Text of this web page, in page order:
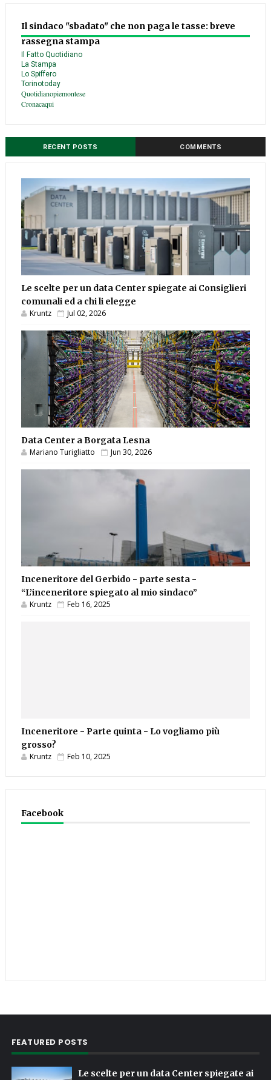
Il sindaco "sbadato" che non paga le tasse: breve
rassegna stampa
Il Fatto Quotidiano
La Stampa
Lo Spiffero
Torinotoday
Quotidianopiemontese
Cronacaqui
RECENT POSTS COMMENTS
Le scelte per un data Center spiegate ai Consiglieri
comunali ed a chi li elegge
Kruntz Jul 02, 2026
Data Center a Borgata Lesna
Mariano Turigliatto Jun 30, 2026
Inceneritore del Gerbido - parte sesta -
“L’inceneritore spiegato al mio sindaco”
Kruntz Feb 16, 2025
Inceneritore - Parte quinta - Lo vogliamo più
grosso?
Kruntz Feb 10, 2025
Facebook
FEATURED POSTS
Le scelte per un data Center spiegate ai